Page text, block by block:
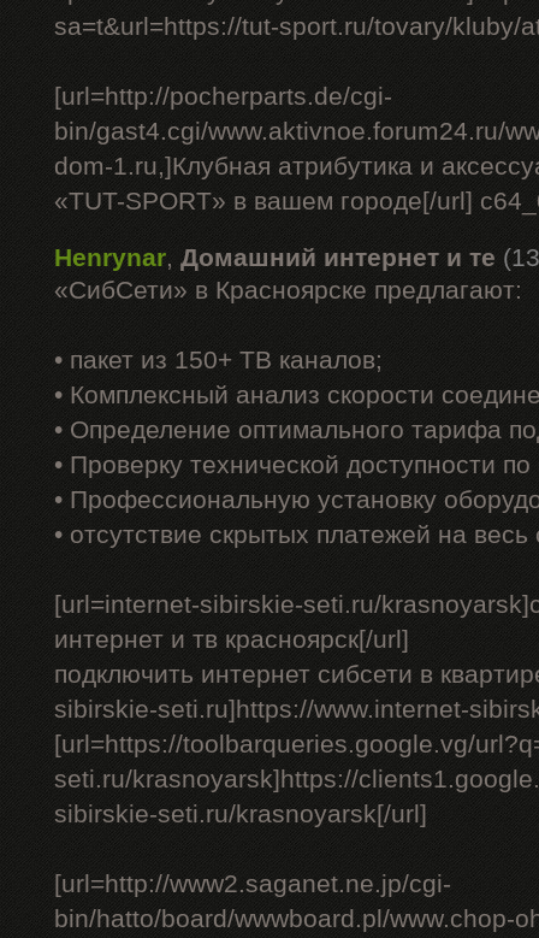
sa=t&url=https://tut-sport.ru/tovary/kluby/
[url=http://pocherparts.de/cgi-
bin/gast4.cgi/www.aktivnoe.forum24.ru/
dom-1.ru,]Клубная атрибутика и
«TUT-SPORT» в вашем городе[/url]
Henrynar, Домашний интернет и те
«СибСети» в Красноярске предлагают:
• пакет из 150+ ТВ каналов;
• Комплексный анализ скорости
• Определение оптимального тарифа
• Проверку технической доступности
• Профессиональную установку
• отсутствие скрытых платежей на
[url=internet-sibirskie-seti.ru/
интернет и тв красноярск[/url]
подключить интернет сибсети в
sibirskie-seti.ru]https://www.internet-
[url=https://toolbarqueries.google.vg/
seti.ru/krasnoyarsk]https://
sibirskie-seti.ru/krasnoyarsk[/url]
[url=http://www2.saganet.ne.jp/cgi-
bin/hatto/board/wwwboard.pl/www.chop-